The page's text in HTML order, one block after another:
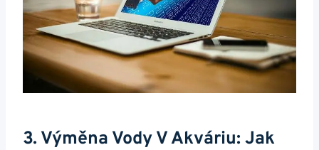
3. Výměna‍ Vody V Akváriu: Jak